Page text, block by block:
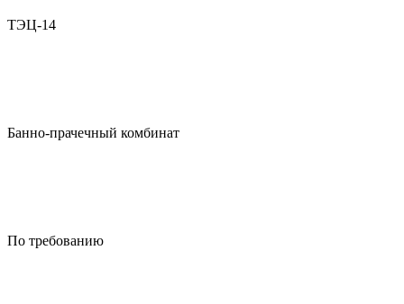
ТЭЦ-14
Банно-прачечный комбинат
По требованию